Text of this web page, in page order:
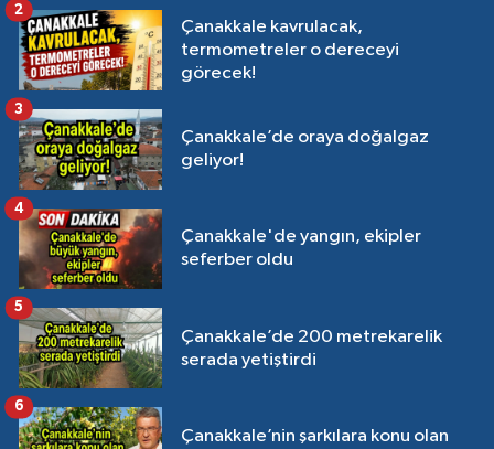
Çanakkale kavrulacak,
termometreler o dereceyi
görecek!
2
Çanakkale’de oraya doğalgaz
geliyor!
3
Çanakkale'de yangın, ekipler
seferber oldu
4
Çanakkale’de 200 metrekarelik
serada yetiştirdi
5
Çanakkale’nin şarkılara konu olan
6